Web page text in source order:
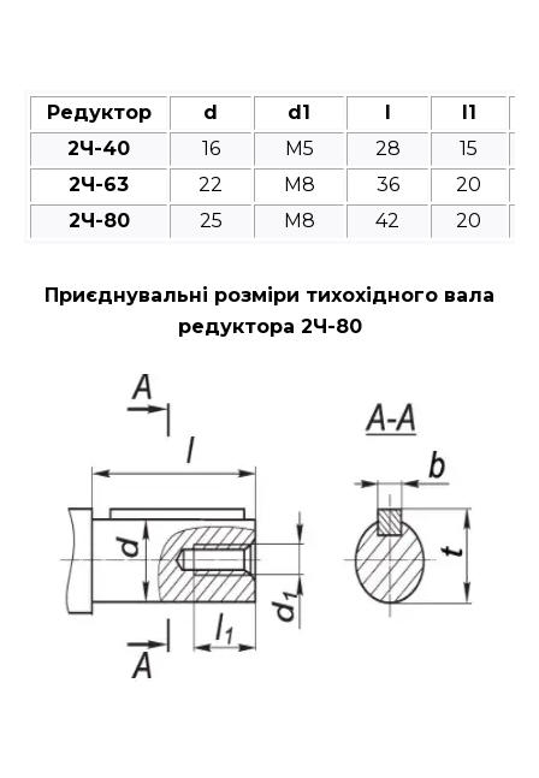
Редуктор d d1 l l1
2Ч-40
16 M5 28 15
2Ч-63
22 M8 36 20
2Ч-80
25 M8 42 20
Приєднувальні розміри тихохідного вала
редуктора 2Ч-80